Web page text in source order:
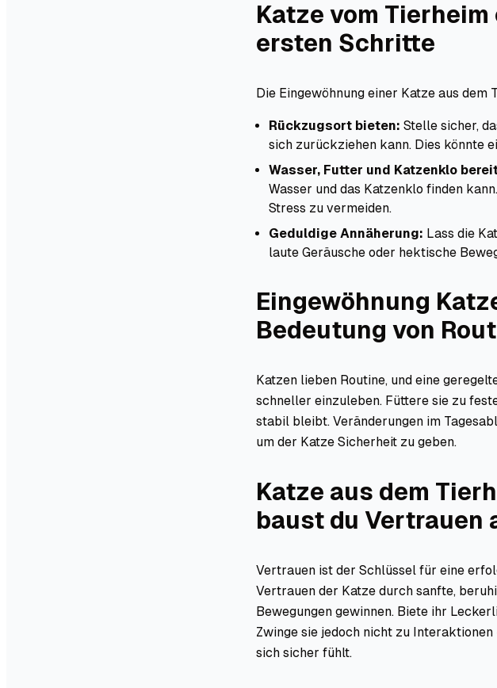
Katze vom
ersten Schritte
Die Eingewöhnung einer Katze aus
Rückzugsort bieten: Stelle sicher,
sich zurückziehen kann. Dies könnte
Wasser, Futter und Katzenklo
Wasser und das Katzenklo finden
Stress zu vermeiden.
Geduldige Annäherung: Lass die
laute Geräusche oder hektische
Eingewöhnung
Bedeutung von
Katzen lieben Routine, und eine
schneller einzuleben. Füttere sie zu
stabil bleibt. Veränderungen im
um der Katze Sicherheit zu geben.
Katze aus dem
baust du Vertrauen
Vertrauen ist der Schlüssel für eine
Vertrauen der Katze durch sanfte,
Bewegungen gewinnen. Biete ihr
Zwinge sie jedoch nicht zu
sich sicher fühlt.